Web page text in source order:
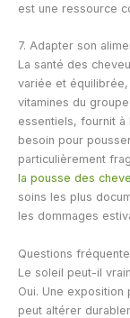
est une ressource
7. Adapter son
La santé des
variée et
vitamines du
essentiels, fournit à
besoin pour
particulièrement
la pousse des
soins les plus
les dommages
Questions
Le soleil peut-il
Oui. Une
peut altérer